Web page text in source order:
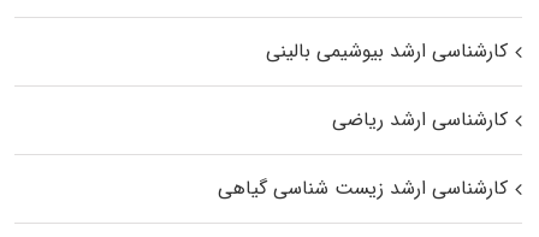
کارشناسی ارشد بیوشیمی بالینی
کارشناسی ارشد ریاضی
کارشناسی ارشد زیست‌ شناسی گیاهی